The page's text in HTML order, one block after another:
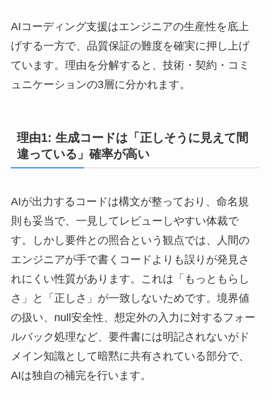
AIコーディング支援はエンジニアの生産性を底上
げする一方で、品質保証の難度を確実に押し上げ
ています。理由を分解すると、技術・契約・コミ
ュニケーションの3層に分かれます。
理由1: 生成コードは「正しそうに見えて間
違っている」確率が高い
AIが出力するコードは構文が整っており、命名規
則も妥当で、一見してレビューしやすい体裁で
す。しかし要件との照合という観点では、人間の
エンジニアが手で書くコードよりも誤りが発見さ
れにくい性質があります。これは「もっともらし
さ」と「正しさ」が一致しないためです。境界値
の扱い、null安全性、想定外の入力に対するフォー
ルバック処理など、要件書には明記されないがド
メイン知識として暗黙に共有されている部分で、
AIは独自の補完を行います。